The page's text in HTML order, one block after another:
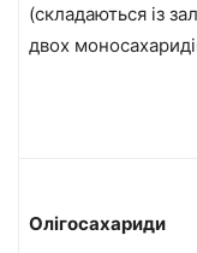
(складаються із
двох
Олігосахариди